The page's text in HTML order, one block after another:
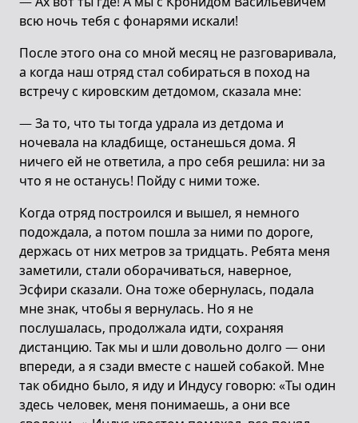
всю ночь тебя с фонарями искали!
После этого она со мной месяц не разговаривала,
а когда наш отряд стал собираться в поход на
встречу с кировским детдомом, сказала мне:
— За то, что ты тогда удрала из детдома и
ночевала на кладбище, останешься дома. Я
ничего ей не ответила, а про себя решила: ни за
что я не останусь! Пойду с ними тоже.
Когда отряд построился и вышел, я немного
подождала, а потом пошла за ними по дороге,
держась от них метров за тридцать. Ребята меня
заметили, стали оборачиваться, наверное,
Эсфири сказали. Она тоже обернулась, подала
мне знак, чтобы я вернулась. Но я не
послушалась, продолжала идти, сохраняя
дистанцию. Так мы и шли довольно долго — они
впереди, а я сзади вместе с нашей собакой. Мне
так обидно было, я иду и Индусу говорю: «Ты один
здесь человек, меня понимаешь, а они все